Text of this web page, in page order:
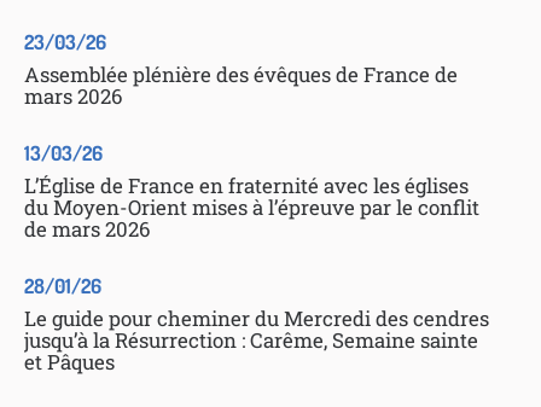
23/03/26
Assemblée plénière des évêques de France de
mars 2026
13/03/26
L’Église de France en fraternité avec les églises
du Moyen-Orient mises à l’épreuve par le conflit
de mars 2026
28/01/26
Le guide pour cheminer du Mercredi des cendres
jusqu’à la Résurrection : Carême, Semaine sainte
et Pâques